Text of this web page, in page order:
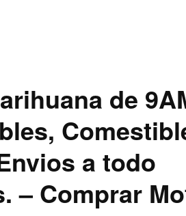
de
a todo
– Comprar